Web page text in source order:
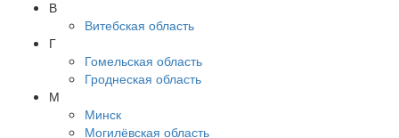
В
Витебская область
Г
Гомельская область
Гроднеская область
М
Минск
Могилёвская область